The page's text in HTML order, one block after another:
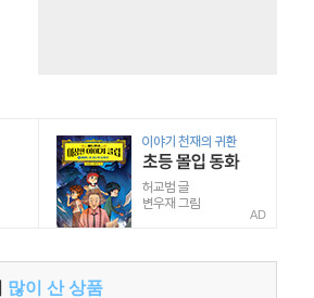
AD
많이 산 상품